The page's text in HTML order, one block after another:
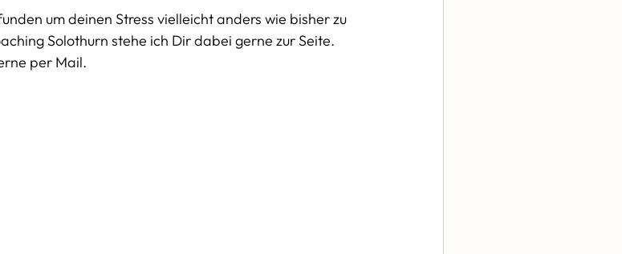
um deinen Stress vielleicht anders wie bisher zu
Solothurn stehe ich Dir dabei gerne zur Seite.
per Mail.